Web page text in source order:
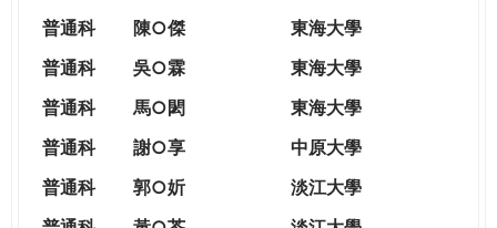
普通科
陳○傑
東海大學
普通科
吳○霖
東海大學
普通科
馬○閎
東海大學
普通科
謝○享
中原大學
普通科
郭○妡
淡江大學